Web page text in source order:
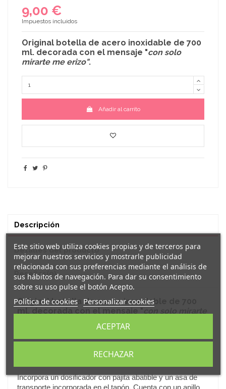
9,00 €
Impuestos incluidos
Original botella de acero inoxidable de 700
ml. decorada con el mensaje "con solo
mirarte me erizo".
Añadir al carrito
Descripción
Detalles del producto
Reseñas(0)
Original botella de acero inoxidable
Incorpora un dosificador con pajita abatible y un asa de
Este sitio web utiliza cookies propias y de terceros para
mejorar nuestros servicios y mostrarle publicidad
relacionada con sus preferencias mediante el análisis de
sus hábitos de navegación. Para dar su consentimiento
sobre su uso pulse el botón Acepto.
Política de cookies Personalizar cookies
RECHAZAR
ACEPTAR